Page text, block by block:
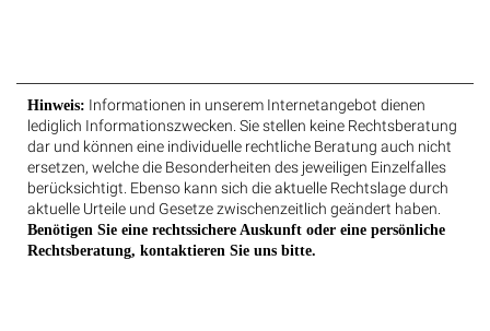
Hinweis: Informationen in unserem Internetangebot dienen
lediglich Informationszwecken. Sie stellen keine Rechtsberatung
dar und können eine individuelle rechtliche Beratung auch nicht
ersetzen, welche die Besonderheiten des jeweiligen Einzelfalles
berücksichtigt. Ebenso kann sich die aktuelle Rechtslage durch
aktuelle Urteile und Gesetze zwischenzeitlich geändert haben.
Benötigen Sie eine rechtssichere Auskunft oder eine persönliche
Rechtsberatung, kontaktieren Sie uns bitte.